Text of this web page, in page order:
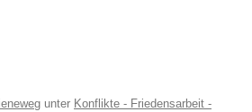
unter Konflikte - Friedensarbeit -